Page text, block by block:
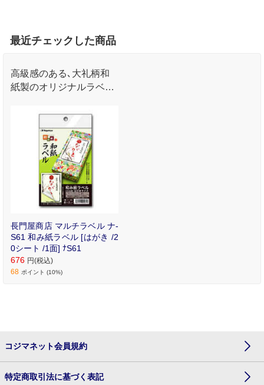
最近チェックした商品
高級感のある､大礼柄和
紙製のオリジナルラベル
長門屋商店 マルチラベル ナ-
S61 和み紙ラベル [はがき /2
0シート /1面] ﾅS61
676 円(税込)
68 ポイント (10%)
コジマネット会員規約
特定商取引法に基づく表記